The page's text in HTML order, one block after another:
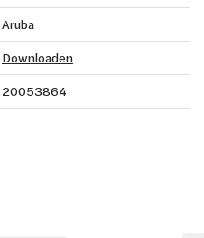
Aruba
Downloaden
20053864